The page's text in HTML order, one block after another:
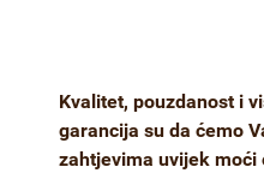
Kvalitet, pouzdanost i
garancija su da ćemo
zahtjevima uvijek